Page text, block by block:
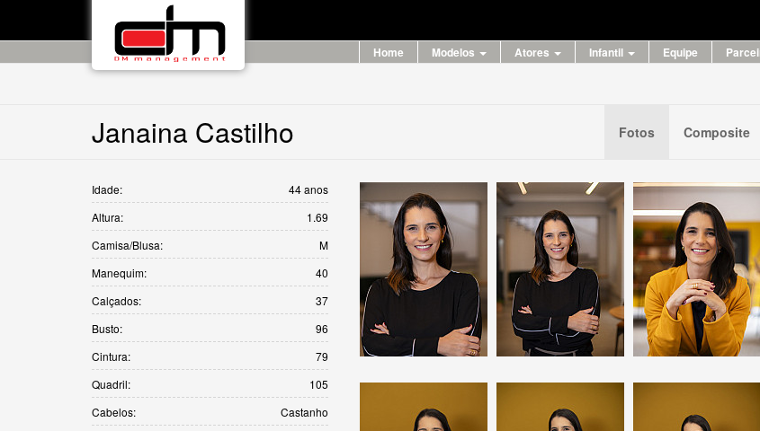
Home Modelos Atores Infantil Equipe
Janaina Castilho Fotos Composite
Idade:
44 anos
Altura:
1.69
Camisa/Blusa:
M
Manequim:
40
Calçados:
37
Busto:
96
Cintura:
79
Quadril:
105
Cabelos:
Castanho